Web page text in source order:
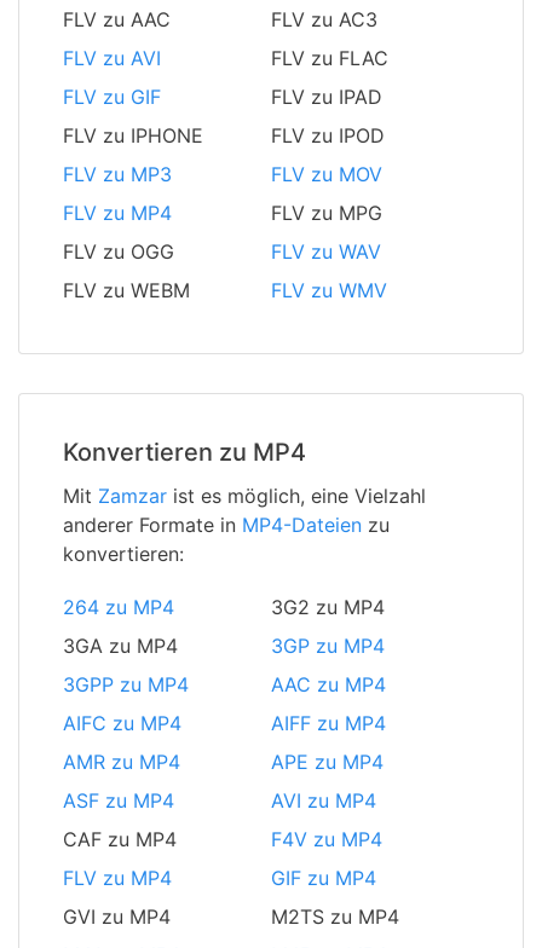
FLV zu AAC
FLV zu AC3
FLV zu AVI
FLV zu FLAC
FLV zu GIF
FLV zu IPAD
FLV zu IPHONE
FLV zu IPOD
FLV zu MP3
FLV zu MOV
FLV zu MP4
FLV zu MPG
FLV zu OGG
FLV zu WAV
FLV zu WEBM
FLV zu WMV
Konvertieren zu MP4
Mit Zamzar ist es möglich, eine Vielzahl
anderer Formate in MP4-Dateien zu
konvertieren:
264 zu MP4
3G2 zu MP4
3GA zu MP4
3GP zu MP4
3GPP zu MP4
AAC zu MP4
AIFC zu MP4
AIFF zu MP4
AMR zu MP4
APE zu MP4
ASF zu MP4
AVI zu MP4
CAF zu MP4
F4V zu MP4
FLV zu MP4
GIF zu MP4
GVI zu MP4
M2TS zu MP4